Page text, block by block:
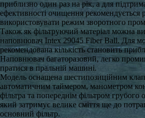
приблизно один раз на рік, а для
ефективності очищення рекомендується
використовувати режим зворотного
Також як фільтруючий матеріал можна
наповнювач Intex 29045 Fiber Ball. Для
рекомендована кількість становить
Наповнювач багаторазовий, легко
пратися в пральній машині.
Модель оснащена шестипозиційним
автоматичним таймером, манометром
фільтра та попереднім фільтром
який затримує велике сміття ще до
основний фільтр.